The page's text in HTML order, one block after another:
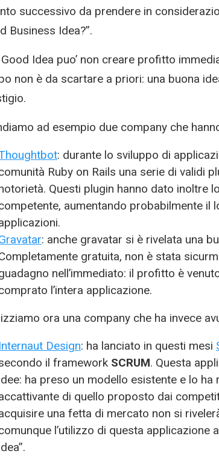
successivo da prendere in
Business Idea?”.
Good Idea puo’ non creare profitto
non è da scartare a priori: una buona
ad esempio due company che
: durante lo sviluppo di
Ruby on Rails una serie di validi
Questi plugin hanno dato inoltre
aumentando probabilmente il
: anche gravatar si è rivelata una
gratuita, non è stata
nell’immediato: il profitto è
l’intera applicazione.
ora una company che ha invece
Internaut Design: ha lanciato in questi mesi
il framework SCRUM. Questa
ha preso un modello esistente e lo
di quello proposto dai
una fetta di mercato non si
l’utilizzo di questa applicazione